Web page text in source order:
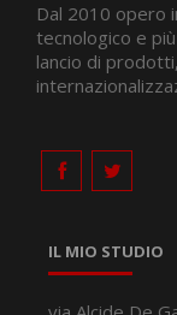
Dal 2010 opero
tecnologico e
lancio di
IL MIO STUDIO